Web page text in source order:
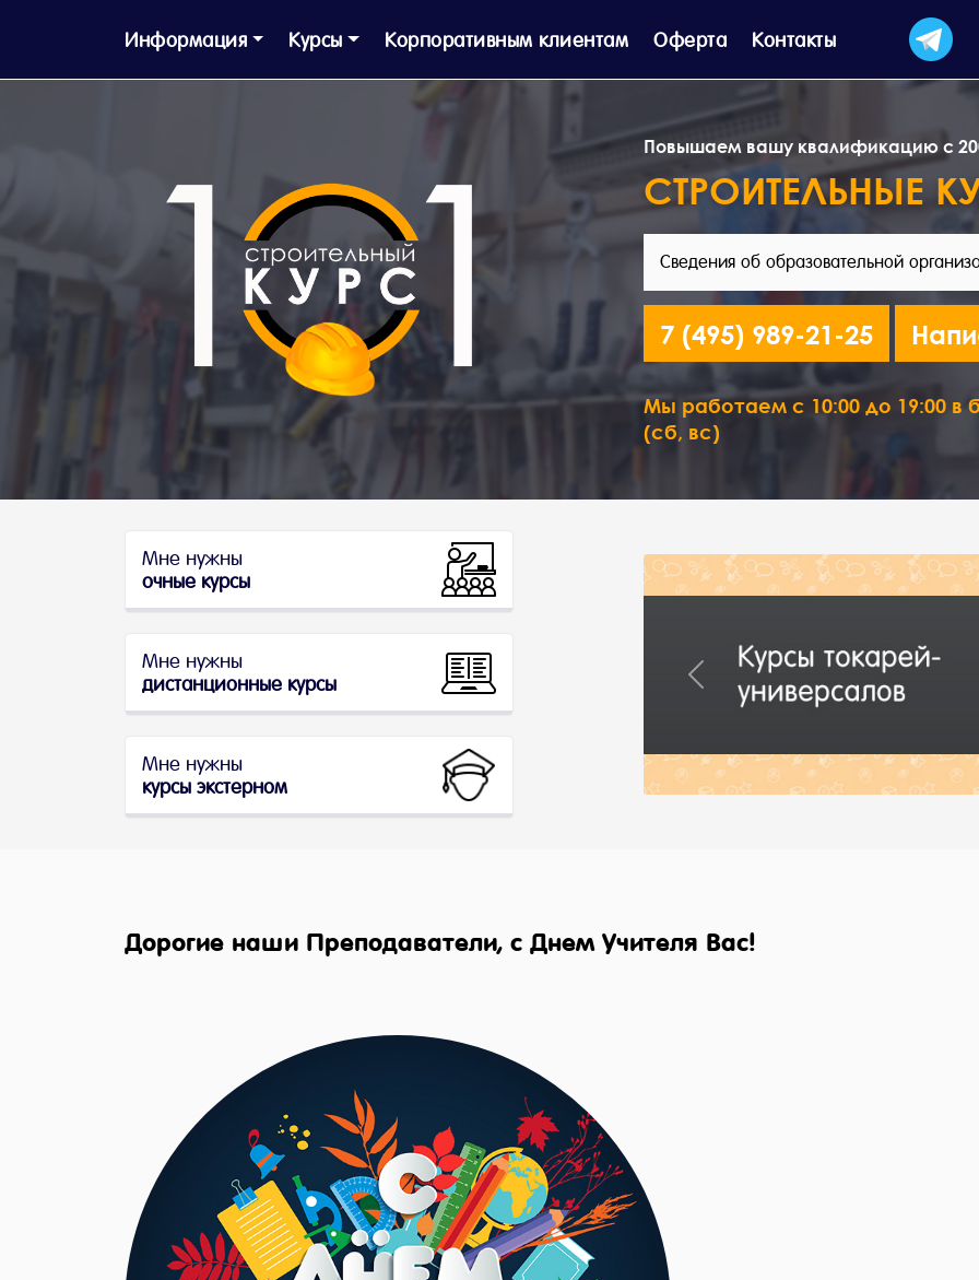
Информация Курсы Корпоративным клиентам Оферта Контакты
Повышаем вашу квалификацию с
СТРОИТЕЛЬНЫЕ
Сведения об образовательной
7 (495) 989-21-25
Мы работаем с 10:00 до 19:00 в
(сб, вс)
Мне нужны
очные курсы
Мне нужны
дистанционные курсы
Мне нужны
курсы экстерном
Previous
Дорогие наши Преподаватели, с Днем Учителя Вас!